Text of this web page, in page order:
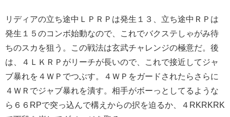
リディアの立ち途中ＬＰＲＰは発生１３、立ち途中ＲＰは
発生１５のコンボ始動なので、これでバクステしゃがみ待
ちのスカを狙う。この戦法は玄武チャレンジの極意だ。後
は、４ＬＫＲＰがリーチが長いので、これで接近してジャ
ブ暴れを４ＷＰでつぶす。４ＷＰをガードされたらさらに
４ＷＲでジャブ暴れを潰す。相手がボーっとしてるような
ら６６RPで突っ込んで構えからの択を迫るか、４RKRKRK